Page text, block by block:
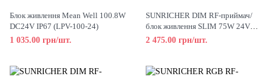
Блок живлення Mean Well 100.8W
DC24V IP67 (LPV-100-24)
1 035.00 грн/шт.
SUNRICHER DIM RF-приймач/
блок живлення SLIM 75W 24V
(SRPL-1009-24-75CV)
2 475.00 грн/шт.